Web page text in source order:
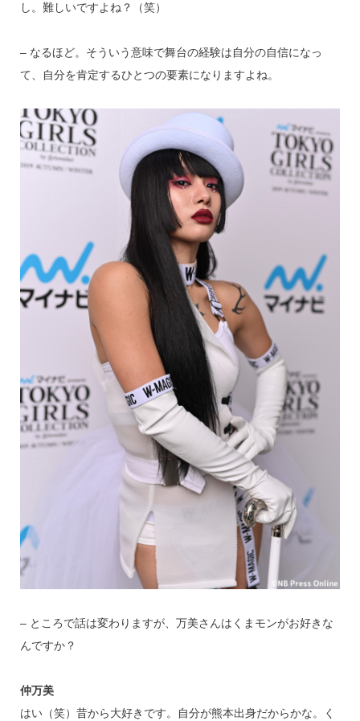
し。難しいですよね？（笑）
– なるほど。そういう意味で舞台の経験は自分の自信になっ
て、自分を肯定するひとつの要素になりますよね。
– ところで話は変わりますが、万美さんはくまモンがお好きな
んですか？
仲万美
はい（笑）昔から大好きです。自分が熊本出身だからかな。く